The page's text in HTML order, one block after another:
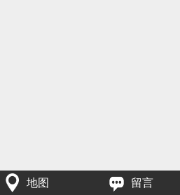
地图 留言